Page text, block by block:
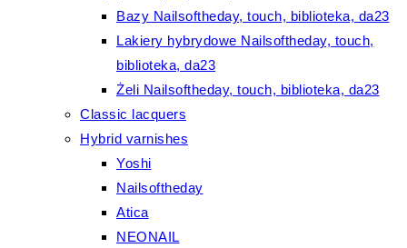
Bazy Nailsoftheday, touch, biblioteka, da23
Lakiery hybrydowe Nailsoftheday, touch,
biblioteka, da23
Żeli Nailsoftheday, touch, biblioteka, da23
Classic lacquers
Hybrid varnishes
Yoshi
Nailsoftheday
Atica
NEONAIL